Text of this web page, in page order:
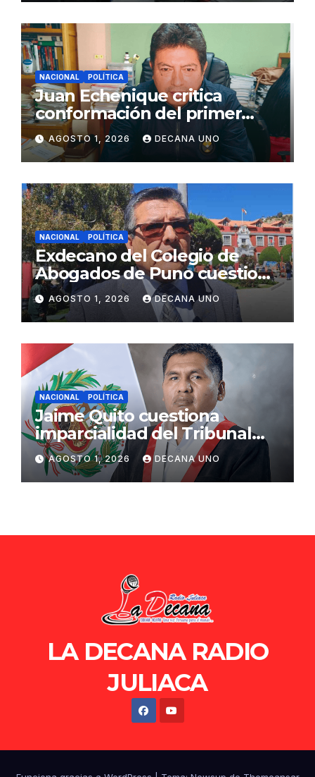
NACIONAL POLÍTICA
Juan Echenique critica
conformación del primer
gabinete ministerial de Keiko
Fujimori
AGOSTO 1, 2026 DECANA UNO
NACIONAL POLÍTICA
Exdecano del Colegio de
Abogados de Puno cuestiona
propuestas sobre seguridad
ciudadana
AGOSTO 1, 2026 DECANA UNO
NACIONAL POLÍTICA
Jaime Quito cuestiona
imparcialidad del Tribunal
Constitucional tras liberación
de Ollanta Humala
AGOSTO 1, 2026 DECANA UNO
LA DECANA RADIO
JULIACA